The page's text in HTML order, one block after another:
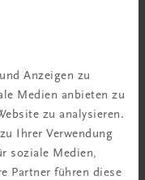
Anzeigen zu
Medien anbieten zu
zu analysieren.
Ihrer Verwendung
soziale Medien,
Partner führen diese
kombinierbaren
und wirksam
Akademie